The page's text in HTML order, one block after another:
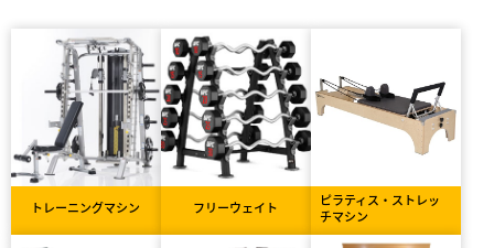
トレーニングマシン フリーウェイト
ピラティス・ストレッ
チマシン